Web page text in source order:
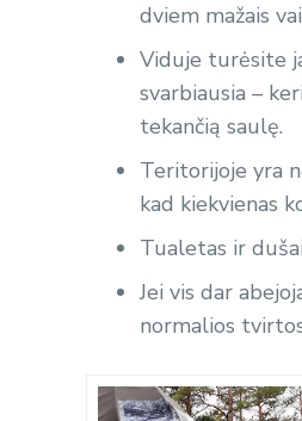
dviem mažais
Viduje turėsite
svarbiausia –
tekančią saulę.
Teritorijoje yra
kad kiekvienas
Tualetas ir
Jei vis dar
normalios